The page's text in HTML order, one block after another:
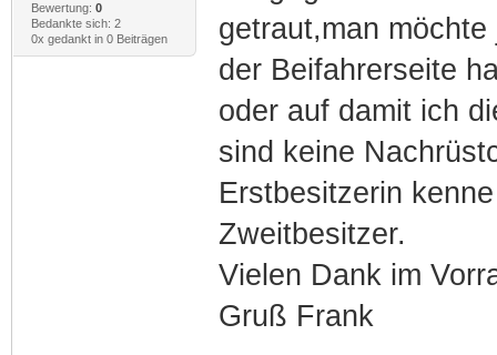
Bewertung: 0
Bedankte sich: 2
0x gedankt in 0 Beiträgen
getraut,man
der Beifahrerseite
oder auf damit ich
sind keine
Erstbesitzerin
Zweitbesitzer.
Vielen Dank im
Gruß Frank